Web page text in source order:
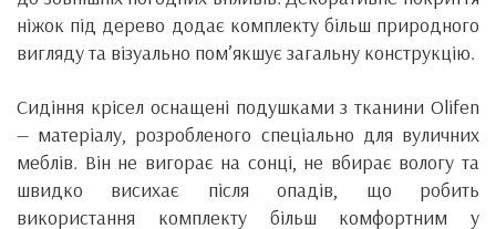
ніжок під дерево додає комплекту більш природного
вигляду та візуально пом’якшує загальну конструкцію.
Сидіння крісел оснащені подушками з тканини Olifen
— матеріалу, розробленого спеціально для вуличних
меблів. Він не вигорає на сонці, не вбирає вологу та
швидко висихає після опадів, що робить
використання комплекту більш комфортним у